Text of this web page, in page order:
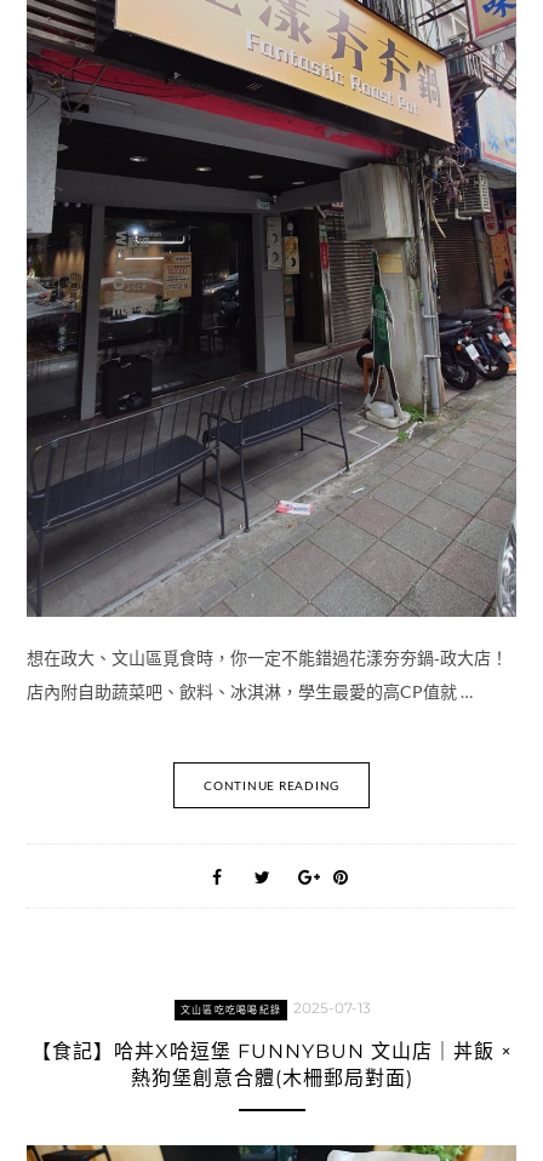
想在政大、文山區覓食時，你一定不能錯過花漾夯夯鍋‑政大店！
店內附自助蔬菜吧、飲料、冰淇淋，學生最愛的高CP值就 …
CONTINUE READING
文山區吃吃喝喝紀錄 2025-07-13
【食記】哈丼X哈逗堡 FUNNYBUN 文山店｜丼飯 ×
熱狗堡創意合體(木柵郵局對面)